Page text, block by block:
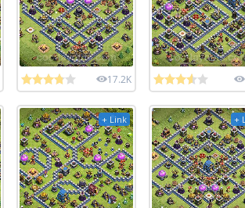
17.2K
+ Link +